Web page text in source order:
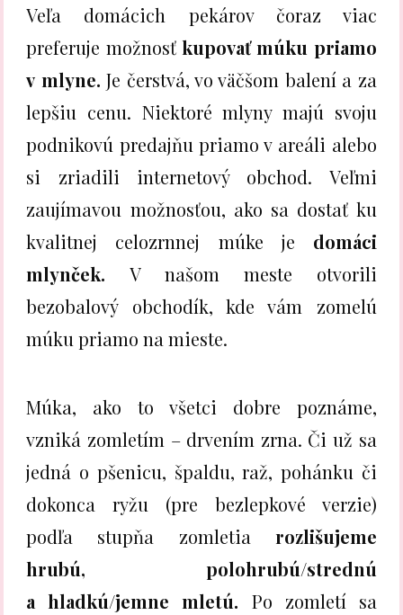
Veľa domácich pekárov čoraz viac
preferuje možnosťkupovať múku priamo
v mlyne. Je čerstvá, vo väčšom balení a za
lepšiu cenu. Niektoré mlyny majú svoju
podnikovú predajňu priamo v areáli alebo
si zriadili internetový obchod. Veľmi
zaujímavou možnosťou, ako sa dostať ku
kvalitnej celozrnnej múke je domáci
mlynček.V našom meste otvorili
bezobalový obchodík, kde vám zomelú
múku priamo na mieste.
Múka, ako to všetci dobre poznáme,
vzniká zomletím – drvením zrna. Či už sa
jedná o pšenicu, špaldu, raž, pohánku či
dokonca ryžu (pre bezlepkové verzie)
podľa stupňa zomletia rozlišujeme
hrubú, polohrubú/strednú
a hladkú/jemne mletú. Po zomletí sa